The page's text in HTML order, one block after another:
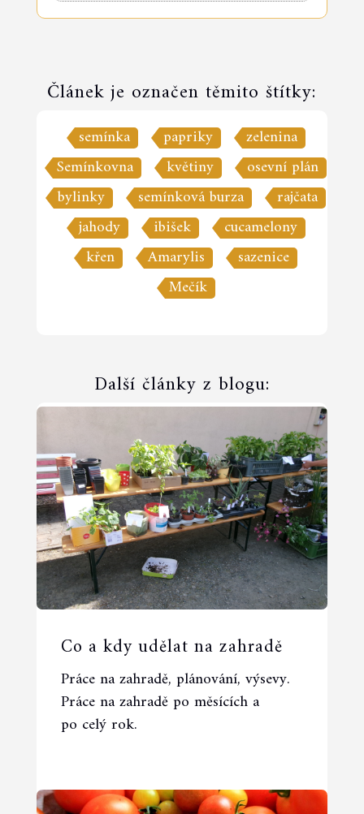
Článek je označen těmito štítky:
semínka papriky
zelenina
Semínkovna
květiny
osevní plán
bylinky
semínková burza
rajčata
jahody
ibišek
cucamelony
křen
Amarylis
sazenice
Mečík
Další články z blogu:
Co a kdy udělat na zahradě
Práce na zahradě, plánování, výsevy.
Práce na zahradě po měsících a
po celý rok.